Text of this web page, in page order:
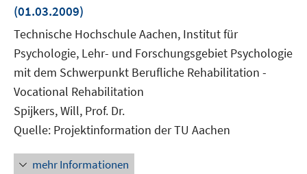
öffnen
(01.03.2009)
Technische Hochschule Aachen, Institut für
Psychologie, Lehr- und Forschungsgebiet Psychologie
mit dem Schwerpunkt Berufliche Rehabilitation -
Vocational Rehabilitation
Spijkers, Will, Prof. Dr.
Quelle: Projektinformation der TU Aachen
mehr Informationen